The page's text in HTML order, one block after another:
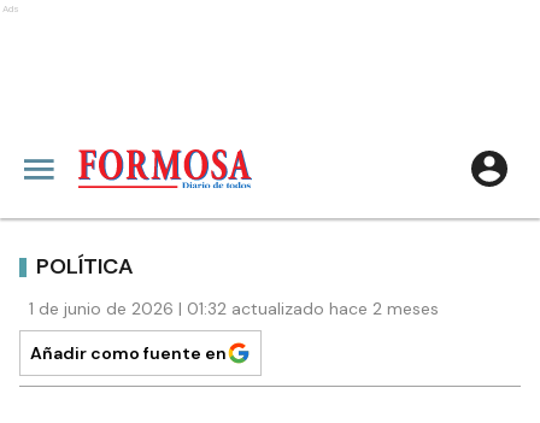
Ads
POLÍTICA
1 de junio de 2026 | 01:32 actualizado hace 2 meses
Añadir como fuente en